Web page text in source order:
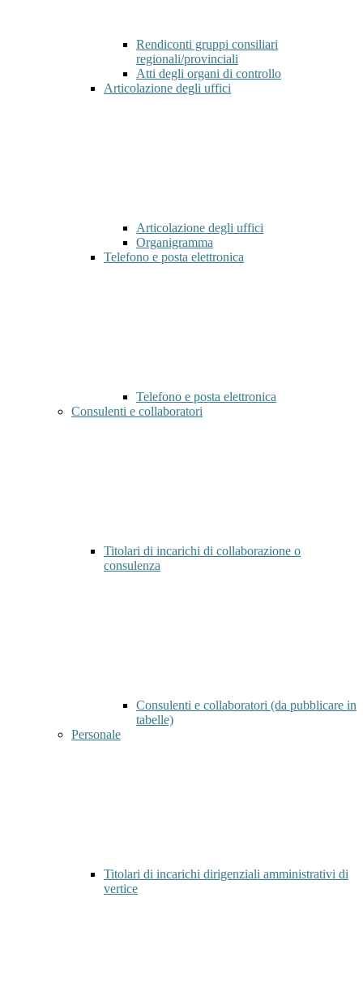
Rendiconti gruppi consiliari
regionali/provinciali
Atti degli organi di controllo
Articolazione degli uffici
Articolazione degli uffici
Organigramma
Telefono e posta elettronica
Telefono e posta elettronica
Consulenti e collaboratori
Titolari di incarichi di collaborazione o
consulenza
Consulenti e collaboratori (da pubblicare in
tabelle)
Personale
Titolari di incarichi dirigenziali amministrativi di
vertice